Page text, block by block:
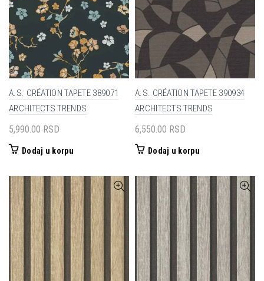
A.S. CRÉATION TAPETE 389071
ARCHITECTS TRENDS
5,990.00 RSD
Dodaj u korpu
A.S. CRÉATION TAPETE 390934
ARCHITECTS TRENDS
6,550.00 RSD
Dodaj u korpu